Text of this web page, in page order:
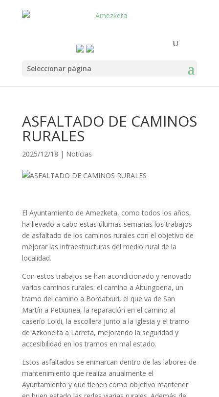
Seleccionar página
ASFALTADO DE CAMINOS
RURALES
2025/12/18 | Noticias
El Ayuntamiento de Amezketa, como todos los años,
ha llevado a cabo estas últimas semanas los trabajos
de asfaltado de los caminos rurales con el objetivo de
mejorar las infraestructuras del medio rural de la
localidad.
Con estos trabajos se han acondicionado y renovado
varios caminos rurales: el camino a Altungoena, un
tramo del camino a Bordatxuri, el que va de San
Martín a Petxunea, la reparación en el camino al
caserío Loidi, la escollera junto a la iglesia y el tramo
de Azkoneita a Larreta, mejorando la seguridad y
accesibilidad en los tramos en mal estado.
Estos asfaltados se enmarcan dentro de las labores de
mantenimiento que realiza anualmente el
Ayuntamiento y que tienen como objetivo mantener